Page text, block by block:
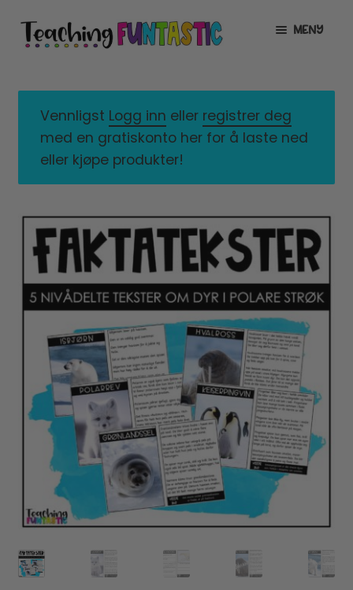
Hopp
til
Hopp
til
MENY
UNDERMENY
MIN KONTO
UNDERMENY
LISENSER
UTVID
UNDERMENY
TIPSHJØRNET
KURS
Vennligst Logg inn eller registrer deg
med en gratiskonto her for å laste ned
eller kjøpe produkter!